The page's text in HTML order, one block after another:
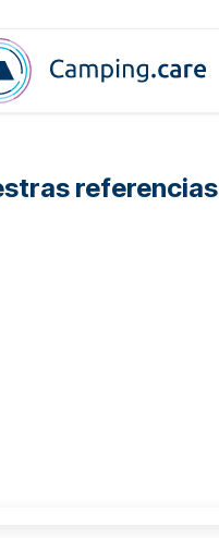
referencias